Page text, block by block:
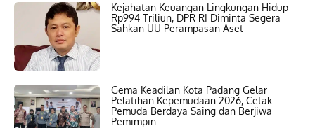
Kejahatan Keuangan Lingkungan Hidup
Rp994 Triliun, DPR RI Diminta Segera
Sahkan UU Perampasan Aset
Gema Keadilan Kota Padang Gelar
Pelatihan Kepemudaan 2026, Cetak
Pemuda Berdaya Saing dan Berjiwa
Pemimpin